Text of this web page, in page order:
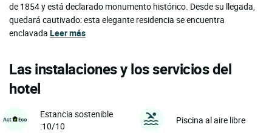
de 1854 y está declarado monumento histórico. Desde su llegada,
quedará cautivado: esta elegante residencia se encuentra
enclavada Leer más
Las instalaciones y los servicios del
hotel
Estancia sostenible
:10/10
Piscina al aire libre